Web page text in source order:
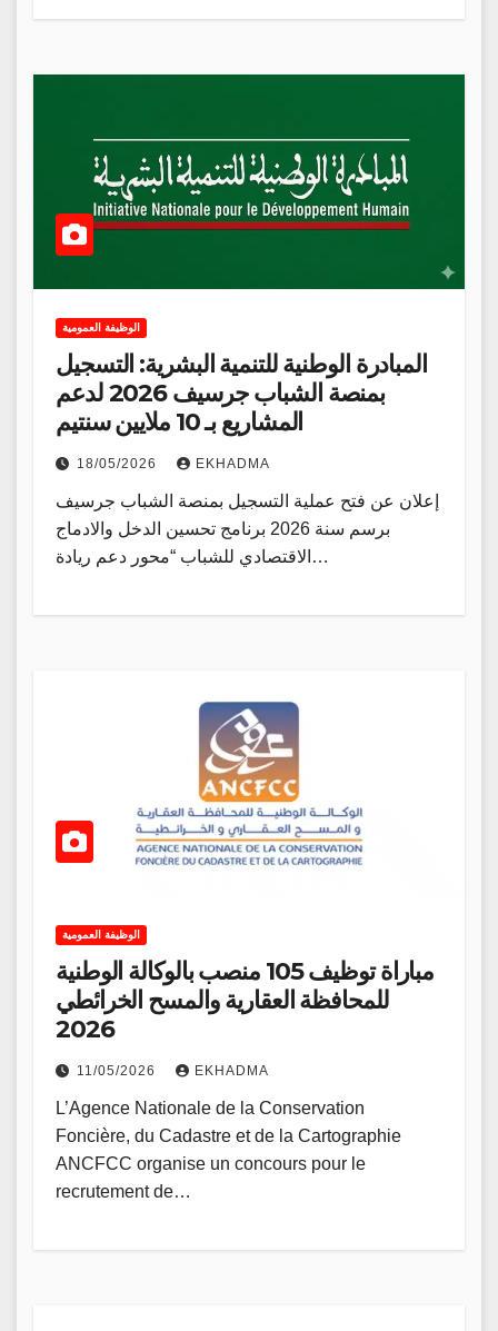
الوظيفة العمومية
المبادرة الوطنية للتنمية البشرية: التسجيل
بمنصة الشباب جرسيف 2026 لدعم
المشاريع بـ 10 ملايين سنتيم
18/05/2026 EKHADMA
إعلان عن فتح عملية التسجيل بمنصة الشباب جرسيف
برسم سنة 2026 برنامج تحسين الدخل والادماج
الاقتصادي للشباب “محور دعم ريادة…
الوظيفة العمومية
مباراة توظيف 105 منصب بالوكالة الوطنية
للمحافظة العقارية والمسح الخرائطي
2026
11/05/2026 EKHADMA
L’Agence Nationale de la Conservation
Foncière, du Cadastre et de la Cartographie
ANCFCC organise un concours pour le
recrutement de…